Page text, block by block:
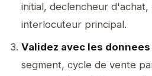
initial, declencheur d'achat,
interlocuteur principal.
Validez avec les donnees
segment, cycle de vente